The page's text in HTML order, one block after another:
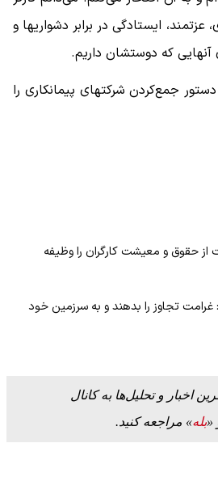
ایستادگی در برابر دشواریها و
آنهایی که دوستشان داریم.
جمع‌کردن شرکتهای پیمانکاری را
حقوق و معیشت کارگران را وظیفه
تجاوز را بدهند و به سرزمین خود
اخبار و تحلیل‌ها به کانال
«بله» مراجعه کنید.